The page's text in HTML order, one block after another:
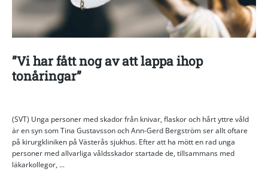
”Vi har fått nog av att lappa ihop
tonåringar”
(SVT) Unga personer med skador från knivar, flaskor och hårt yttre våld
är en syn som Tina Gustavsson och Ann-Gerd Bergström ser allt oftare
på kirurgkliniken på Västerås sjukhus. Efter att ha mött en rad unga
personer med allvarliga våldsskador startade de, tillsammans med
läkarkollegor, ...